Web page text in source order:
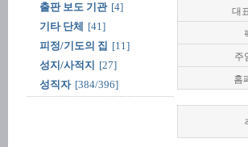
출판 보도 기관 [4]
기타 단체
[41]
피정/기도의 집 [11]
성지/사적지
[27]
성직자 [384/396]
대
주
홈